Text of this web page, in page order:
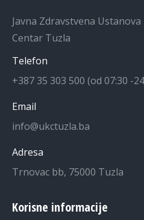
Javna Zdravstvena
Centar Tuzla
Telefon
+387 35 303 500 (od 07:30 -
Email
info@ukctuzla.ba
Adresa
Trnovac bb, 75000 Tuzla
Korisne informacije